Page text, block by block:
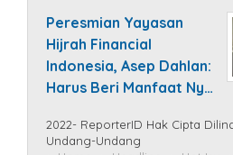
Peresmian Yayasan
Hijrah Financial
Indonesia, Asep Dahlan:
Harus Beri Manfaat Ny…
2022- ReporterID Hak Cipta
Undang-Undang